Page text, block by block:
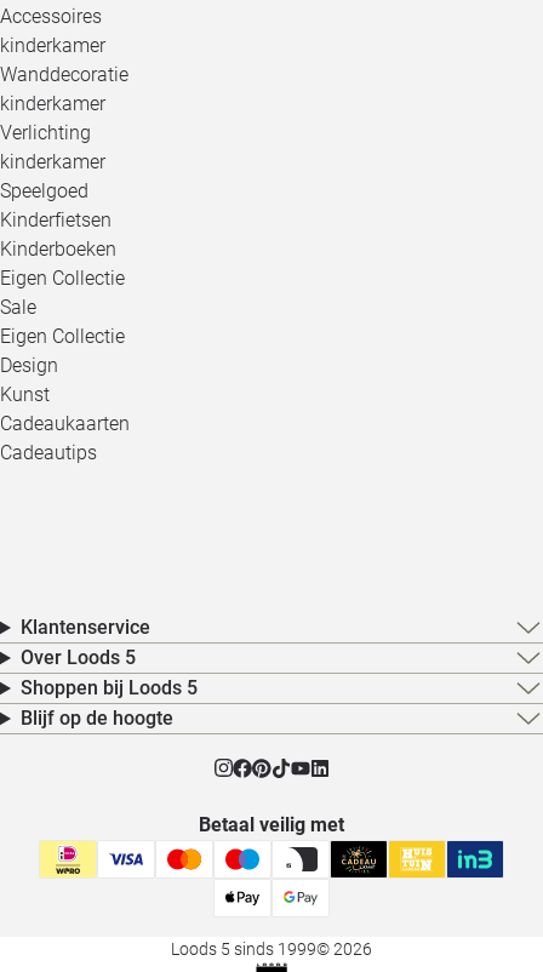
Accessoires
kinderkamer
Wanddecoratie
kinderkamer
Verlichting
kinderkamer
Speelgoed
Kinderfietsen
Kinderboeken
Eigen Collectie
Sale
Eigen Collectie
Design
Kunst
Cadeaukaarten
Cadeautips
Klantenservice
Over Loods 5
Shoppen bij Loods 5
Blijf op de hoogte
Betaal veilig met
Loods 5 sinds 1999© 2026